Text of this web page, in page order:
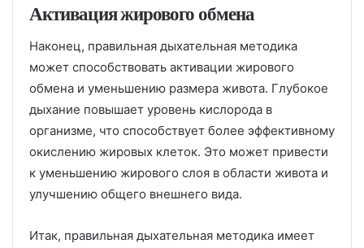
Активация жирового обмена
Наконец, правильная дыхательная методика
может способствовать активации жирового
обмена и уменьшению размера живота. Глубокое
дыхание повышает уровень кислорода в
организме, что способствует более эффективному
окислению жировых клеток. Это может привести
к уменьшению жирового слоя в области живота и
улучшению общего внешнего вида.
Итак, правильная дыхательная методика имеет